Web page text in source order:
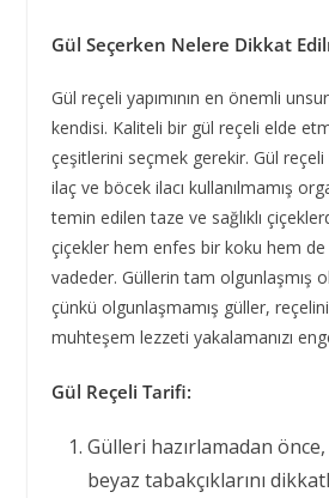
Gül Seçerken Nelere Dikkat
Gül reçeli yapımının en önemli
kendisi. Kaliteli bir gül reçeli elde
çeşitlerini seçmek gerekir. Gül
ilaç ve böcek ilacı kullanılmamış
temin edilen taze ve sağlıklı
çiçekler hem enfes bir koku hem
vadeder. Güllerin tam olgunlaşmış
çünkü olgunlaşmamış güller,
muhteşem lezzeti yakalamanızı
Gül Reçeli Tarifi:
Gülleri hazırlamadan önce,
beyaz tabakçıklarını